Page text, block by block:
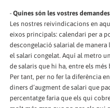
-Quines són les vostres
Les nostres reivindicacions en
eixos principals: calendari per a
descongelació salarial de
el salari congelat. Aquí al metro
de salaris que hi ha, entre els
Per tant, per no fer la diferència
diners d’augment de salari que
percentatge faria que els qui